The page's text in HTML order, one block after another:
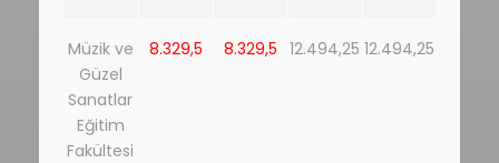
Müzik ve
Güzel
Sanatlar
Eğitim
Fakültesi
8.329,5 8.329,5 12.494,25 12.494,25